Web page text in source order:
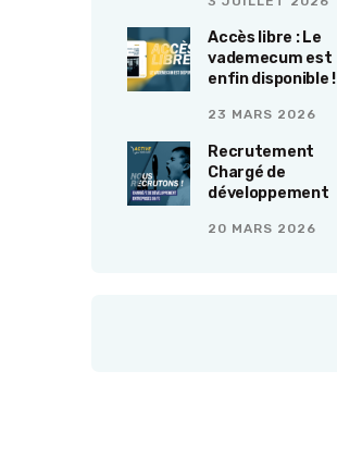
Accès libre : Le
vademecum est
enfin disponible !
23 MARS 2026
Recrutement
Chargé de
développement
20 MARS 2026